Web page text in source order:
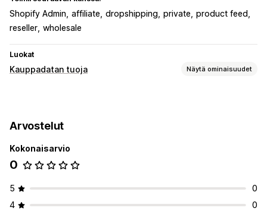
Shopify Admin affiliate dropshipping private product feed
reseller wholesale
Luokat
Kauppadatan tuoja Näytä ominaisuudet
Arvostelut
Kokonaisarvio
0
5
0
4
0